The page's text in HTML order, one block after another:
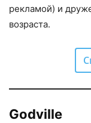
рекламой) и
возраста.
Godville